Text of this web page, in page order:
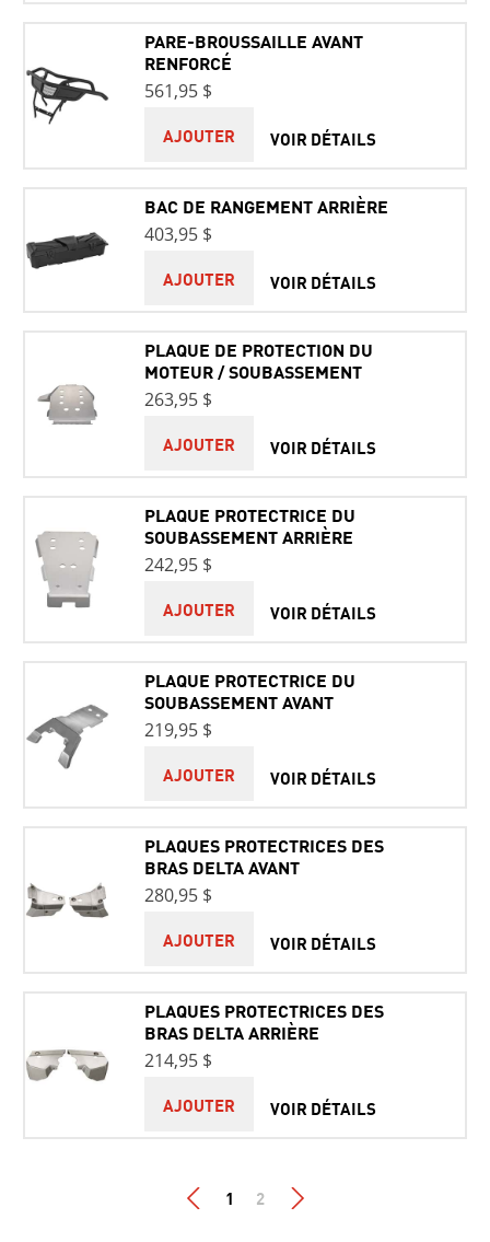
PARE-BROUSSAILLE AVANT
RENFORCÉ
561,95 $
AJOUTER
VOIR DÉTAILS
BAC DE RANGEMENT ARRIÈRE
403,95 $
AJOUTER
VOIR DÉTAILS
PLAQUE DE PROTECTION DU
MOTEUR / SOUBASSEMENT
263,95 $
AJOUTER
VOIR DÉTAILS
PLAQUE PROTECTRICE DU
SOUBASSEMENT ARRIÈRE
242,95 $
AJOUTER
VOIR DÉTAILS
PLAQUE PROTECTRICE DU
SOUBASSEMENT AVANT
219,95 $
AJOUTER
VOIR DÉTAILS
PLAQUES PROTECTRICES DES
BRAS DELTA AVANT
280,95 $
AJOUTER
VOIR DÉTAILS
PLAQUES PROTECTRICES DES
BRAS DELTA ARRIÈRE
214,95 $
AJOUTER
VOIR DÉTAILS
1 2